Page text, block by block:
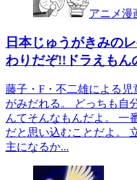
アニメ漫
日本じゅうがきみの
わりだぞ!!ドラえもん
藤子・F・不二雄による児
がみだれる。 どっちも自
んてそんなもんだよ。 一
だと思い込むことだよ。
主になるか...